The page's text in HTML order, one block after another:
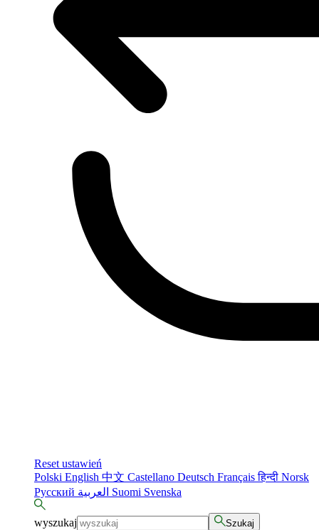
Reset ustawień
Polski English 中文 Castellano Deutsch Françaisहिन्दी Norsk
Русский
Suomi Svenska
wyszukaj Szukaj